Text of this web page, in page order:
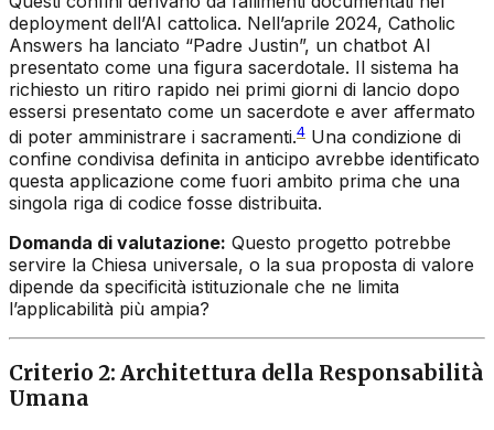
deployment dell’AI cattolica. Nell’aprile 2024, Catholic
Answers ha lanciato “Padre Justin”, un chatbot AI
presentato come una figura sacerdotale. Il sistema ha
richiesto un ritiro rapido nei primi giorni di lancio dopo
essersi presentato come un sacerdote e aver affermato
di poter amministrare i sacramenti.4 Una condizione di
confine condivisa definita in anticipo avrebbe identificato
questa applicazione come fuori ambito prima che una
singola riga di codice fosse distribuita.
Domanda di valutazione: Questo progetto potrebbe
servire la Chiesa universale, o la sua proposta di valore
dipende da specificità istituzionale che ne limita
l’applicabilità più ampia?
Criterio 2: Architettura della Responsabilità
Umana